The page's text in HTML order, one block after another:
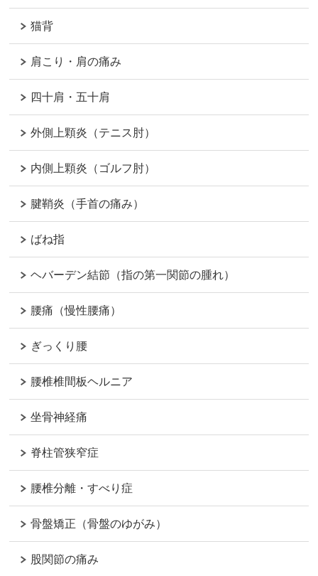
猫背
肩こり・肩の痛み
四十肩・五十肩
外側上顆炎（テニス肘）
内側上顆炎（ゴルフ肘）
腱鞘炎（手首の痛み）
ばね指
ヘバーデン結節（指の第一関節の腫れ）
腰痛（慢性腰痛）
ぎっくり腰
腰椎椎間板ヘルニア
坐骨神経痛
脊柱管狭窄症
腰椎分離・すべり症
骨盤矯正（骨盤のゆがみ）
股関節の痛み